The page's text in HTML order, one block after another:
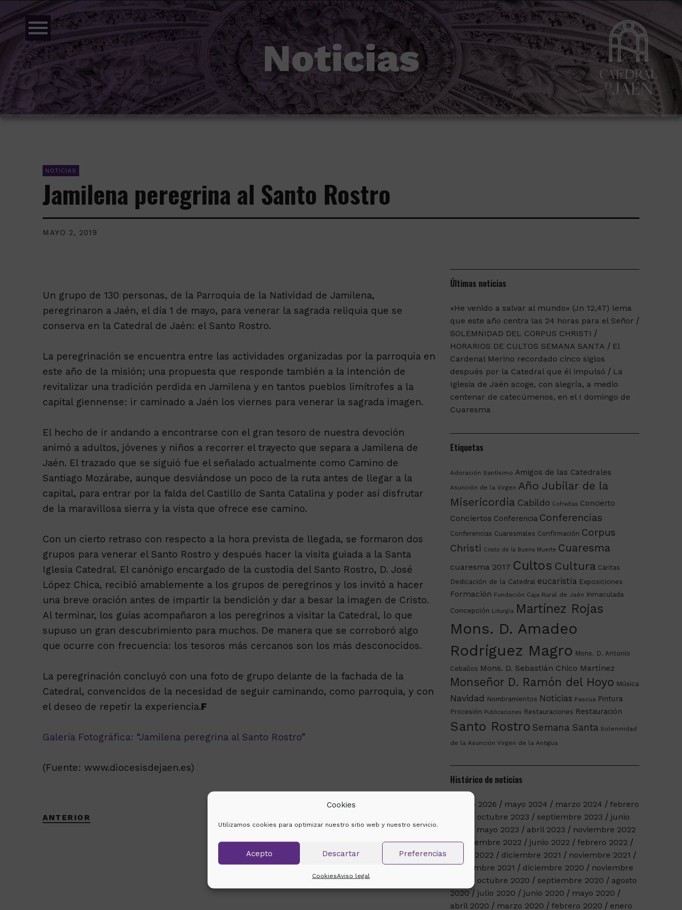
Cookies
Utilizamos cookies para optimizar nuestro sitio web y nuestro servicio.
Acepto Descartar Preferencias
CookiesAviso legal
menu
Noticias
NOTICIAS
Jamilena peregrina al Santo Rostro
MAYO 2, 2019
Un grupo de 130 personas, de la Parroquia de la Natividad de Jamilena,
peregrinaron a Jaén, el día 1 de mayo, para venerar la sagrada reliquia que se
conserva en la Catedral de Jaén: el Santo Rostro.
La peregrinación se encuentra entre las actividades organizadas por la parroquia en
este año de la misión; una propuesta que responde también a la intención de
revitalizar una tradición perdida en Jamilena y en tantos pueblos limítrofes a la
capital giennense: ir caminado a Jaén los viernes para venerar la sagrada imagen.
El hecho de ir andando a encontrarse con el gran tesoro de nuestra devoción
animó a adultos, jóvenes y niños a recorrer el trayecto que separa a Jamilena de
Jaén. El trazado que se siguió fue el señalado actualmente como Camino de
Santiago Mozárabe, aunque desviándose un poco de la ruta antes de llegar a la
capital, para entrar por la falda del Castillo de Santa Catalina y poder así disfrutar
de la maravillosa sierra y la vista que ofrece ese camino.
Con un cierto retraso con respecto a la hora prevista de llegada, se formaron dos
grupos para venerar el Santo Rostro y después hacer la visita guiada a la Santa
Iglesia Catedral. El canónigo encargado de la custodia del Santo Rostro, D. José
López Chica, recibió amablemente a los grupos de peregrinos y los invitó a hacer
una breve oración antes de impartir la bendición y dar a besar la imagen de Cristo.
Al terminar, los guías acompañaron a los peregrinos a visitar la Catedral, lo que
supuso un gran descubrimiento para muchos. De manera que se corroboró algo
que ocurre con frecuencia: los tesoros más cercanos son los más desconocidos.
La peregrinación concluyó con una foto de grupo delante de la fachada de la
Catedral, convencidos de la necesidad de seguir caminando, como parroquia, y con
el deseo de repetir la experiencia.F
Galería Fotográfica: “Jamilena peregrina al Santo Rostro”
(Fuente: www.diocesisdejaen.es)
ANTERIOR
Últimas noticias
«He venido a salvar al mundo» (Jn 12,47) lema
que este año centra las 24 horas para el Señor
SOLEMNIDAD DEL CORPUS CHRISTI
HORARIOS DE CULTOS SEMANA SANTA
El
Cardenal Merino recordado cinco siglos
después por la Catedral que él impulsó
La
Iglesia de Jaén acoge, con alegría, a medio
centenar de catecúmenos, en el I domingo de
Cuaresma
Etiquetas
Adoración Santísimo Amigos de las Catedrales
Asunción de la Virgen Año Jubilar de la
Misericordia Cabildo Cofradías Concierto
Conciertos Conferencia Conferencias
Conferencias Cuaresmales Confirmación Corpus
Christi Cristo de la Buena Muerte Cuaresma
cuaresma 2017 Cultos Cultura Cáritas
Dedicación de la Catedral eucaristía Exposiciones
Formación Fundación Caja Rural de Jaén Inmaculada
Concepción Liturgia Martínez Rojas
Mons. D. Amadeo
Rodríguez Magro Mons. D. Antonio
Ceballos Mons. D. Sebastián Chico Martínez
Monseñor D. Ramón del Hoyo Música
Navidad Nombramientos Noticias Pascua Pintura
Procesión Publicaciones Restauraciones Restauración
Santo Rostro Semana Santa Solemnidad
de la Asunción Virgen de la Antigua
Histórico de noticias
marzo 2026 mayo 2024 marzo 2024
febrero
octubre 2023 septiembre 2023
junio
mayo 2023 abril 2023
noviembre 2022
septiembre 2022
junio 2022
febrero 2022
enero 2022
diciembre 2021
noviembre 2021
septiembre 2021
diciembre 2020
noviembre
octubre 2020 septiembre 2020
agosto
2020
julio 2020 junio 2020
mayo 2020
abril 2020
marzo 2020 febrero 2020
enero